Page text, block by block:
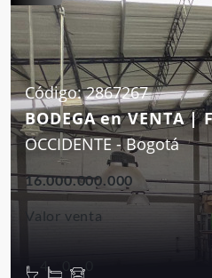
Código: 2867267
BODEGA en VENTA |
OCCIDENTE - Bogotá
16.000.000.000
Valor venta